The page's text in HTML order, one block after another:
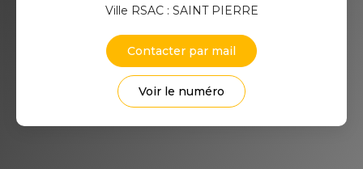
Ville RSAC : SAINT PIERRE
Contacter par mail
Voir le numéro